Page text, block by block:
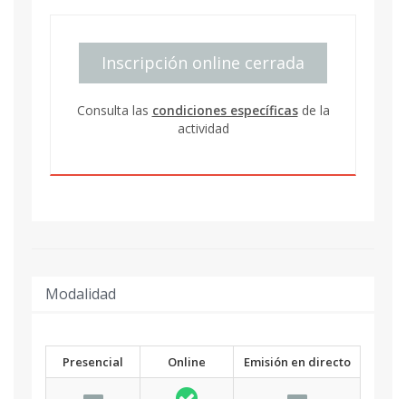
Inscripción online cerrada
Consulta las condiciones específicasde la
actividad
Modalidad
Presencial Online Emisión en directo